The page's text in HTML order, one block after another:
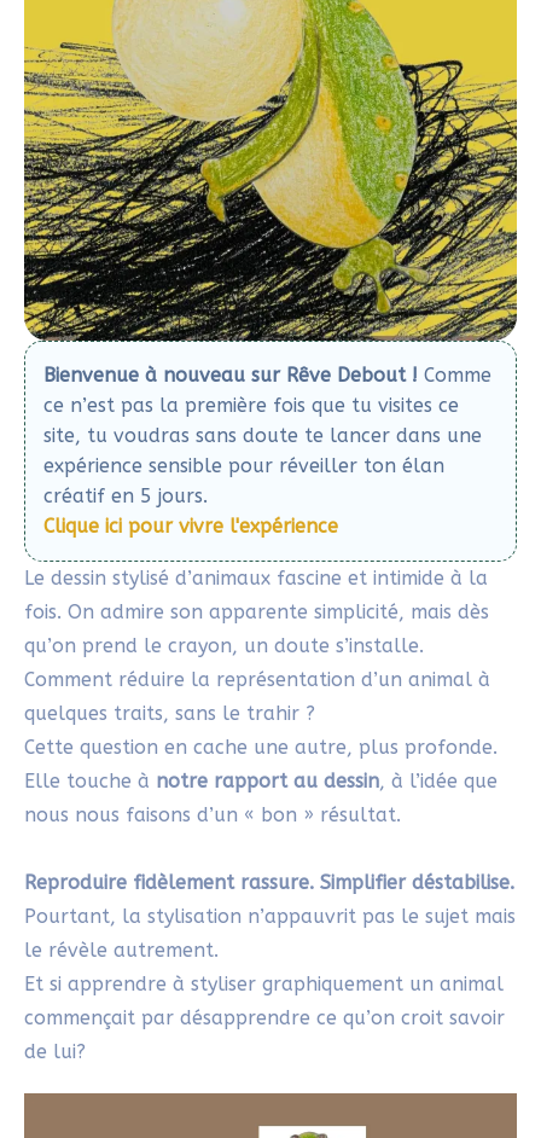
Bienvenue à nouveau sur Rêve Debout ! Comme
ce n’est pas la première fois que tu visites ce
site, tu voudras sans doute te lancer dans une
expérience sensible pour réveiller ton élan
créatif en 5 jours.
Clique ici pour vivre l'expérience
Le dessin stylisé d’animaux fascine et intimide à la
fois. On admire son apparente simplicité, mais dès
qu’on prend le crayon, un doute s’installe.
Comment réduire la représentation d’un animal à
quelques traits, sans le trahir ?
Cette question en cache une autre, plus profonde.
Elle touche à notre rapport au dessin, à l’idée que
nous nous faisons d’un « bon » résultat.
Reproduire fidèlement rassure. Simplifier déstabilise.
Pourtant, la stylisation n’appauvrit pas le sujet mais
le révèle autrement.
Et si apprendre à styliser graphiquement un animal
commençait par désapprendre ce qu’on croit savoir
de lui?